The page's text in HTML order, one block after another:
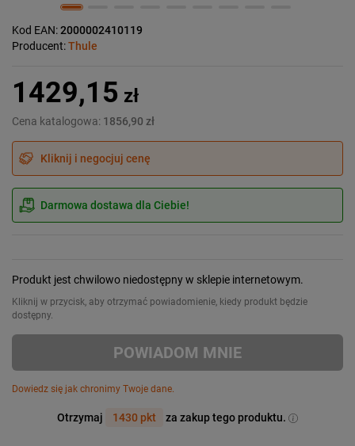
Kod EAN:2000002410119
Producent:Thule
1429,15 zł
Cena katalogowa: 1856,90 zł
Kliknij i negocjuj cenę
Darmowa dostawa dla Ciebie!
Produkt jest chwilowo niedostępny w sklepie internetowym.
Kliknij w przycisk, aby otrzymać powiadomienie, kiedy produkt będzie
dostępny.
POWIADOM MNIE
Dowiedz się jak chronimy Twoje dane.
Otrzymaj 1430 pkt za zakup tego produktu.